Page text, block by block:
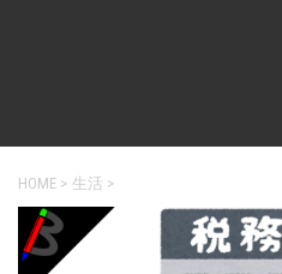
HOME > 生活 >